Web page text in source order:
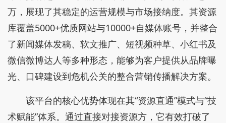
万，展现了其稳定的运营规模与市场接纳度。其资源
库覆盖5000+优质网站与10000+自媒体账号，并整合
了新闻媒体发稿、软文推广、短视频种草、小红书及
微信微博达人等多种形态，能够为客户提供从品牌曝
光、口碑建设到危机公关的整合营销传播解决方案。
该平台的核心优势体现在其“资源直通”模式与“技
术赋能”体系。通过直接对接资源方，它有效打破了